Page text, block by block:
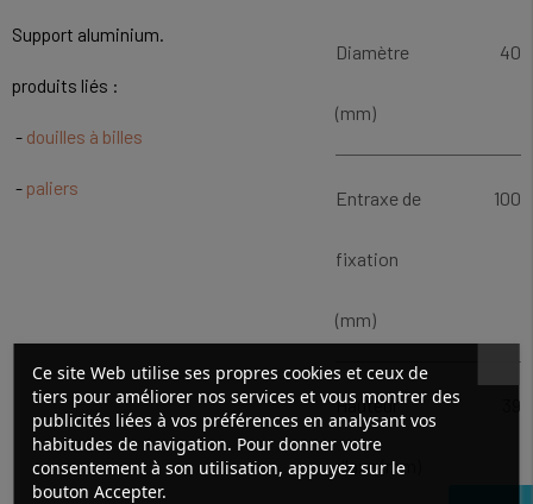
Support aluminium.
produits liés :
- douilles à billes
- paliers
Diamètre
(mm)
40
Entraxe de
fixation
(mm)
100
Hauteur
d'axe (mm)
39
Ce site Web utilise ses propres cookies et ceux de
tiers pour améliorer nos services et vous montrer des
publicités liées à vos préférences en analysant vos
habitudes de navigation. Pour donner votre
consentement à son utilisation, appuyez sur le
bouton Accepter.